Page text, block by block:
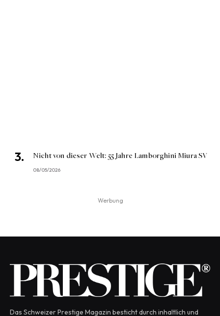
Nicht von dieser Welt: 55 Jahre Lamborghini Miura SV
08/05/2026
Werbung
Das Schweizer Prestige Magazin besticht durch inhaltlich und